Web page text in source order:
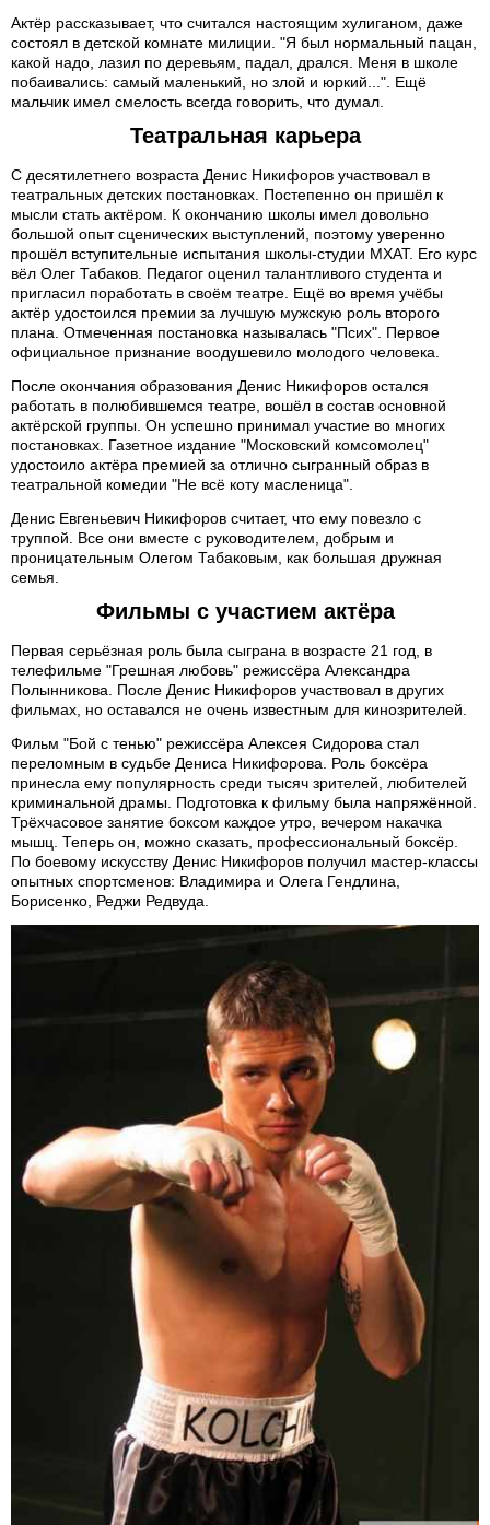
Актёр рассказывает, что считался настоящим хулиганом, даже
состоял в детской комнате милиции. "Я был нормальный пацан,
какой надо, лазил по деревьям, падал, дрался. Меня в школе
побаивались: самый маленький, но злой и юркий...". Ещё
мальчик имел смелость всегда говорить, что думал.
Театральная карьера
С десятилетнего возраста Денис Никифоров участвовал в
театральных детских постановках. Постепенно он пришёл к
мысли стать актёром. К окончанию школы имел довольно
большой опыт сценических выступлений, поэтому уверенно
прошёл вступительные испытания школы-студии МХАТ. Его курс
вёл Олег Табаков. Педагог оценил талантливого студента и
пригласил поработать в своём театре. Ещё во время учёбы
актёр удостоился премии за лучшую мужскую роль второго
плана. Отмеченная постановка называлась "Псих". Первое
официальное признание воодушевило молодого человека.
После окончания образования Денис Никифоров остался
работать в полюбившемся театре, вошёл в состав основной
актёрской группы. Он успешно принимал участие во многих
постановках. Газетное издание "Московский комсомолец"
удостоило актёра премией за отлично сыгранный образ в
театральной комедии "Не всё коту масленица".
Денис Евгеньевич Никифоров считает, что ему повезло с
труппой. Все они вместе с руководителем, добрым и
проницательным Олегом Табаковым, как большая дружная
семья.
Фильмы с участием актёра
Первая серьёзная роль была сыграна в возрасте 21 год, в
телефильме "Грешная любовь" режиссёра Александра
Полынникова. После Денис Никифоров участвовал в других
фильмах, но оставался не очень известным для кинозрителей.
Фильм "Бой с тенью" режиссёра Алексея Сидорова стал
переломным в судьбе Дениса Никифорова. Роль боксёра
принесла ему популярность среди тысяч зрителей, любителей
криминальной драмы. Подготовка к фильму была напряжённой.
Трёхчасовое занятие боксом каждое утро, вечером накачка
мышц. Теперь он, можно сказать, профессиональный боксёр.
По боевому искусству Денис Никифоров получил мастер-классы
опытных спортсменов: Владимира и Олега Гендлина,
Борисенко, Реджи Редвуда.